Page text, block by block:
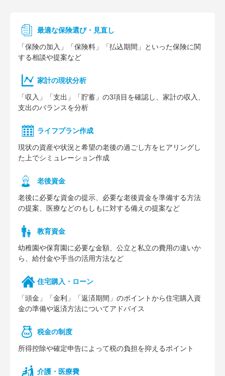
最適な保険選び・見直し
「保険の加入」「保険料」「払込期間」といった保険に関
する相談や提案など
家計の現状分析
「収入」「支出」「貯蓄」の3項目を確認し、家計の収入、
支出のバランスを分析
ライフプラン作成
現状の資産や状況と希望の老後の過ごし方をヒアリングし
た上でシミュレーション作成
⽼後資⾦
老後に必要な資金の提示、必要な老後資金を準備する方法
の提案、医療などのもしもに対する備えの提案など
教育資金
幼稚園や保育園に必要な⾦額、公⽴と私⽴の費⽤の違いか
ら、給付⾦や⼿当の活⽤⽅法など
住宅購⼊・ローン
「頭⾦」「⾦利」「返済期間」のポイントから住宅購⼊資
⾦の準備や返済⽅法についてアドバイス
税⾦の制度
所得控除や確定申告によって税の負担を抑えるポイント
介護・医療費